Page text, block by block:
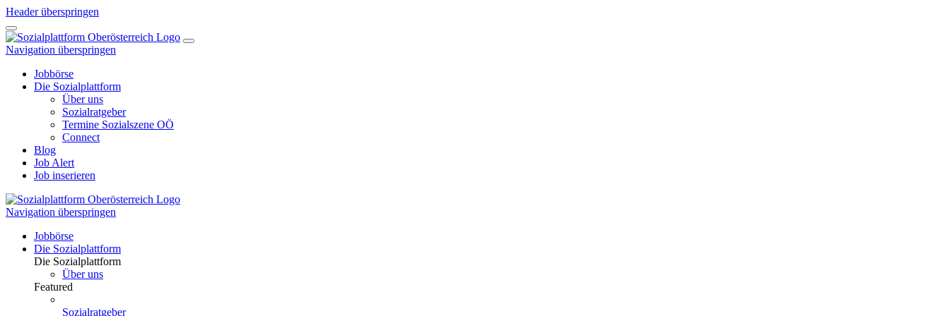
Header überspringen
Navigation überspringen
Jobbörse
Die Sozialplattform
Über uns
Sozialratgeber
Termine Sozialszene OÖ
Connect
Blog
Job Alert
Job inserieren
Navigation überspringen
Jobbörse
Die Sozialplattform
Die Sozialplattform
Über uns
Featured
Sozialratgeber